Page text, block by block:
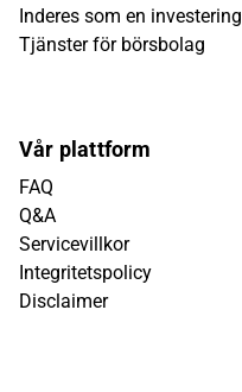
Inderes som en investering
Tjänster för börsbolag
Vår plattform
FAQ
Q&A
Servicevillkor
Integritetspolicy
Disclaimer